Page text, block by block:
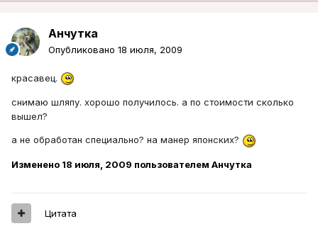
Aнчутка
Опубликовано 18 июля, 2009
красавец.
снимаю шляпу. хорошо получилось. а по стоимости сколько
вышел?
а не обработан специально? на манер японских?
Изменено 18 июля, 2009 пользователем Aнчутка
Цитата